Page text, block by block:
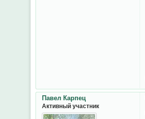
Павел Карпец
Активный участник